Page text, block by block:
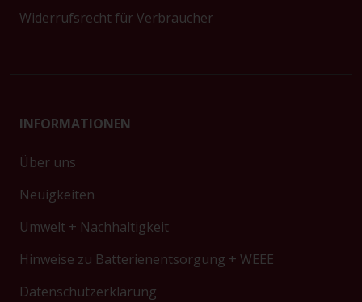
Widerrufsrecht für Verbraucher
INFORMATIONEN
Über uns
Neuigkeiten
Umwelt + Nachhaltigkeit
Hinweise zu Batterienentsorgung + WEEE
Datenschutzerklärung